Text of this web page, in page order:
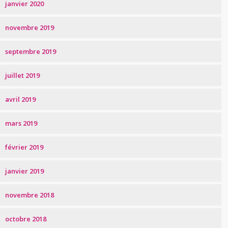
janvier 2020
novembre 2019
septembre 2019
juillet 2019
avril 2019
mars 2019
février 2019
janvier 2019
novembre 2018
octobre 2018